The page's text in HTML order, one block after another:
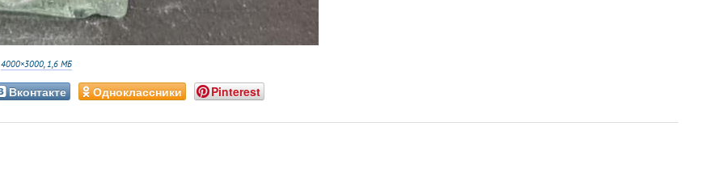
4000×3000, 1,6 МБ
Вконтакте Одноклассники Pinterest